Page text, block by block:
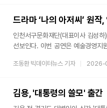
동선과 일정에 맞춰 원하는 관광
드라마 ‘나의 아저씨’ 원
인천서구문화재단(대표이사 김성
선보인다. 이번 공연은 예술경영지
작품으로, 서구민이 서구문화회관
드라마의 섬세한 정서와 인물 간의
조동환 빅데이터뉴스 기자 2026-
김용, '대통령의 쓸모' 출간